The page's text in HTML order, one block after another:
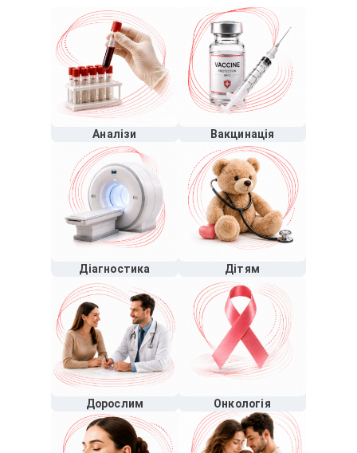
Аналізи Вакцинація
Діагностика Дітям
Дорослим Онкологія